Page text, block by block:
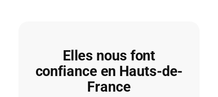
Elles nous font
confiance en Hauts-de-
France